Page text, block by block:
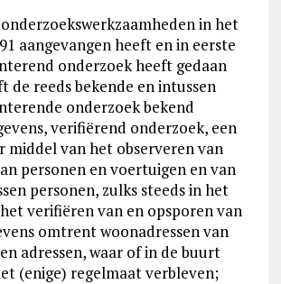
in het
aangevangen heeft en in eerste
onderzoek heeft gedaan
de reeds bekende en intussen
onderzoek bekend
verifiërend onderzoek, een
middel van het observeren van
personen en voertuigen en van
personen, zulks steeds in het
verifiëren van en opsporen van
omtrent woonadressen van
adressen, waar of in de buurt
(enige) regelmaat verbleven;